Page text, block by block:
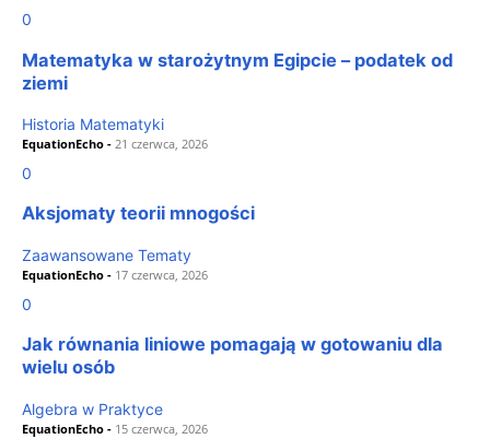
0
Matematyka w starożytnym Egipcie – podatek od
ziemi
Historia Matematyki
EquationEcho - 21 czerwca, 2026
0
Aksjomaty teorii mnogości
Zaawansowane Tematy
EquationEcho - 17 czerwca, 2026
0
Jak równania liniowe pomagają w gotowaniu dla
wielu osób
Algebra w Praktyce
EquationEcho - 15 czerwca, 2026